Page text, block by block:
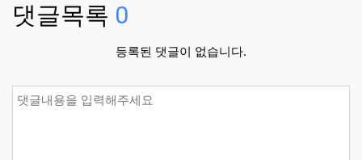
댓글목록 0
등록된 댓글이 없습니다.